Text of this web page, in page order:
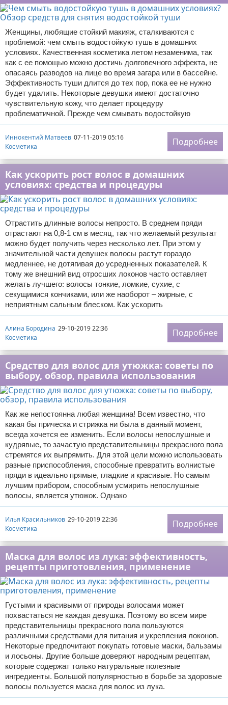
Женщины, любящие стойкий макияж, сталкиваются с
проблемой: чем смыть водостойкую тушь в домашних
условиях. Качественная косметика летом незаменима, так
как с ее помощью можно достичь долговечного эффекта, не
опасаясь разводов на лице во время загара или в бассейне.
Эффективность туши длится до тех пор, пока ее не нужно
будет удалить. Некоторые девушки имеют достаточно
чувствительную кожу, что делает процедуру
проблематичной. Прежде чем смывать водостойкую
Иннокентий Матвеев 07-11-2019 05:16
Косметика
Подробнее
Как ускорить рост волос в домашних
условиях: средства и процедуры
Отрастить длинные волосы непросто. В среднем пряди
отрастают на 0,8-1 см в месяц, так что желаемый результат
можно будет получить через несколько лет. При этом у
значительной части девушек волосы растут гораздо
медленнее, не дотягивая до усредненных показателей. К
тому же внешний вид отросших локонов часто оставляет
желать лучшего: волосы тонкие, ломкие, сухие, с
секущимися кончиками, или же наоборот – жирные, с
неприятным сальным блеском. Как ускорить
Алина Бородина 29-10-2019 22:36
Косметика
Подробнее
Средство для волос для утюжка: советы по
выбору, обзор, правила использования
Как же непостоянна любая женщина! Всем известно, что
какая бы прическа и стрижка ни была в данный момент,
всегда хочется ее изменить. Если волосы непослушные и
кудрявые, то зачастую представительницы прекрасного пола
стремятся их выпрямить. Для этой цели можно использовать
разные приспособления, способные превратить волнистые
пряди в идеально прямые, гладкие и красивые. Но самым
лучшим прибором, способным усмирить непослушные
волосы, является утюжок. Однако
Илья Красильников 29-10-2019 22:36
Косметика
Подробнее
Маска для волос из лука: эффективность,
рецепты приготовления, применение
Густыми и красивыми от природы волосами может
похвастаться не каждая девушка. Поэтому во всем мире
представительницы прекрасного пола пользуются
различными средствами для питания и укрепления локонов.
Некоторые предпочитают покупать готовые маски, бальзамы
и лосьоны. Другие больше доверяют народным рецептам,
которые содержат только натуральные полезные
ингредиенты. Большой популярностью в борьбе за здоровые
волосы пользуется маска для волос из лука.